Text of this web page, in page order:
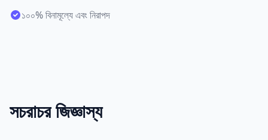
১০০% বিনামূল্যে এবং নিরাপদ
সচরাচর জিজ্ঞাস্য